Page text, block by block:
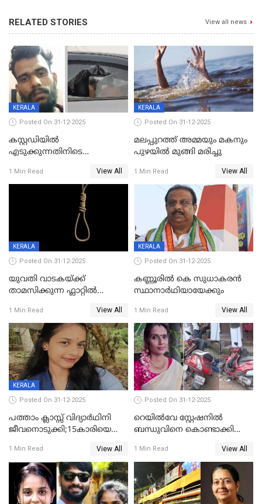
RELATED STORIES View all news
KERALA
Posted On 31-12-2025
കസ്റ്റഡിയിൽ
എടുക്കുന്നതിനിടെ
വധശ്രമക്കേസ് പ്രതി പിടിയിൽ
1 Min Read View All
KERALA
Posted On 31-12-2025
മലപ്പുറത്ത് അമ്മയും മകനും
പുഴയിൽ മുങ്ങി മരിച്ചു
1 Min Read View All
KERALA
Posted On 31-12-2025
യുവതി വാടകയ്ക്ക്
താമസിക്കുന്ന ഫ്ലാറ്റില്‍
സംഭവം കൈതപ്പൊയിലില്‍
1 Min Read View All
KERALA
Posted On 31-12-2025
കണ്ണൂരിൽ കെ സുധാകരൻ
സ്ഥാനാർഥിയായേക്കും
1 Min Read View All
KERALA
Posted On 31-12-2025
പത്താം ക്ലാസ്സ് വിദ്യാര്‍ഥിനി
ജീവനൊടുക്കി;15കാരിയെ
കിടപ്പുമുറിയില്‍ തൂങ്ങി മരിച്ച
നിലയിൽ
1 Min Read View All
Posted On 31-12-2025
റെയിൽവേ സ്റ്റേഷനിൽ
ബന്ധുവിനെ കൊണ്ടാക്കി
ലോറി സ്കൂട്ടറിൽ ഇടിച്ചു :
യുവതിക്ക് ദാരുണാന്ത്യം
1 Min Read View All